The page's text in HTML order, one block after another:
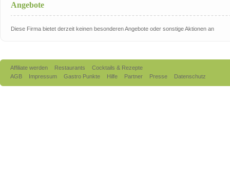
Angebote
Diese Firma bietet derzeit keinen besonderen Angebote oder sonstige Aktionen an
Affiliate werden Restaurants
Cocktails & Rezepte
AGB
Impressum Gastro Punkte Hilfe Partner Presse Datenschutz